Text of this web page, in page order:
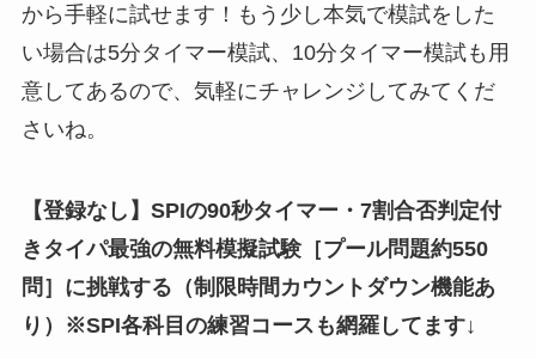
から手軽に試せます！もう少し本気で模試をした
い場合は5分タイマー模試、10分タイマー模試も用
意してあるので、気軽にチャレンジしてみてくだ
さいね。
【登録なし】SPIの90秒タイマー・7割合否判定付
きタイパ最強の無料模擬試験［プール問題約550
問 ］ に挑戦する（制限時間カウントダウン機能あ
り）※SPI各科目の練習コースも網羅してます↓